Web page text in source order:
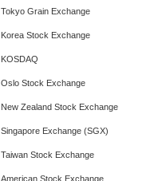
Tokyo Grain Exchange
Korea Stock Exchange
KOSDAQ
Oslo Stock Exchange
New Zealand Stock Exchange
Singapore Exchange (SGX)
Taiwan Stock Exchange
American Stock Exchange